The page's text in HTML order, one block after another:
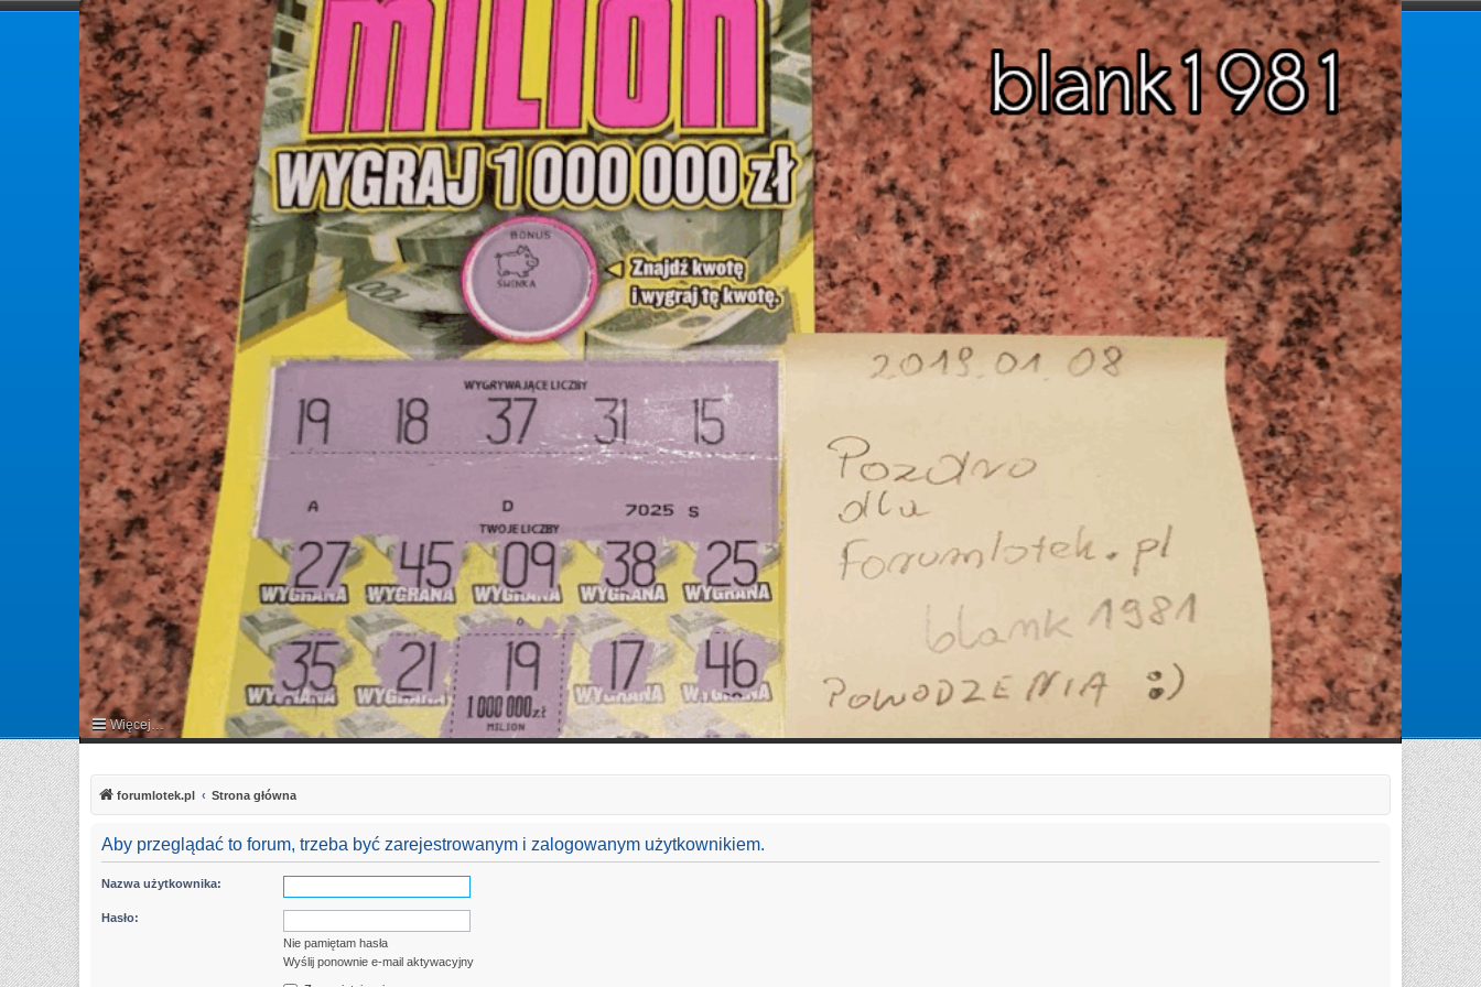
forumlotek.pl
Forum gier liczbowych
Więcej… Zaloguj się
Zarejestruj się
forumlotek.pl Strona główna
Aby przeglądać to forum, trzeba być zarejestrowanym i zalogowanym użytkownikiem.
Nazwa użytkownika:
Hasło:
Nie pamiętam hasła
Wyślij ponownie e-mail aktywacyjny